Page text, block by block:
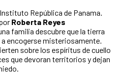
República de Panama.
Roberta Reyes
familia descubre que la tierra
encogerse misteriosamente.
sobre los espíritus de cuello
que devoran territorios y dejan